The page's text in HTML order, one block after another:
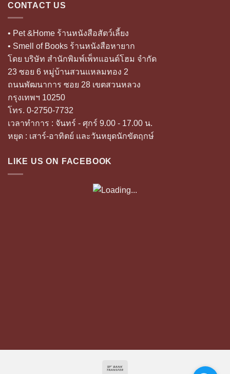
CONTACT US
• Pet &Home ร้านหนังสือสัตว์เลี้ยง
• Smell of Books ร้านหนังสือหายาก
โดย บริษัท สำนักพิมพ์เพ็ทแอนด์โฮม จำกัด
23 ซอย 6 หมู่บ้านสวนแหลมทอง 2
ถนนพัฒนาการ ซอย 28 เขตสวนหลวง
กรุงเทพฯ 10250
โทร. 0-2750-7732
เวลาทำการ : จันทร์ - ศุกร์ 9.00 - 17.00 น.
หยุด : เสาร์-อาทิตย์ และวันหยุดนักขัตฤกษ์
LIKE US ON FACEBOOK